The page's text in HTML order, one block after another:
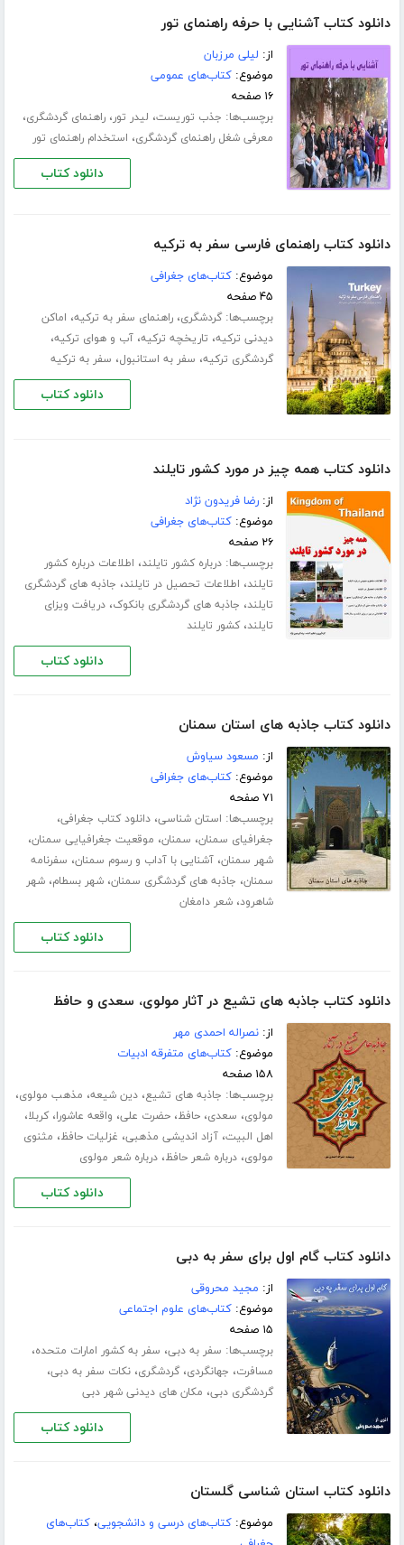
دانلود کتاب آشنایی با حرفه راهنمای تور
از: لیلی مرزبان
موضوع:کتاب‌های عمومی
۱۶ صفحه
برچسب‌ها: جذب توریست، لیدر تور،راهنمای گردشگری،
معرفی شغل راهنمای گردشگری، استخدام راهنمای تور
دانلود کتاب
دانلود کتاب راهنمای فارسی سفر به ترکیه
موضوع:کتاب‌های جغرافی
۴۵ صفحه
برچسب‌ها:گردشگری،راهنمای سفر به ترکیه، اماکن
دیدنی ترکیه، تاریخچه ترکیه،آب و هوای ترکیه،
گردشگری ترکیه، سفر به استانبول، سفر به ترکیه
دانلود کتاب
دانلود کتاب همه چیز در مورد کشور تایلند
از:رضا فریدون نژاد
موضوع:کتاب‌های جغرافی
۲۶ صفحه
برچسب‌ها:درباره کشور تایلند، اطلاعات درباره کشور
تایلند، اطلاعات تحصیل در تایلند، جاذبه های گردشگری
تایلند، جاذبه های گردشگری بانکوک،دریافت ویزای
تایلند،کشور تایلند
دانلود کتاب
دانلود کتاب جاذبه های استان سمنان
از: مسعود سیاوش
موضوع:کتاب‌های جغرافی
۷۱ صفحه
برچسب‌ها: استان شناسی،دانلود کتاب جغرافی،
جغرافیای سمنان، سمنان، موقعیت جغرافیایی سمنان،
شهر سمنان،آشنایی با آداب و رسوم سمنان، سفرنامه
سمنان، جاذبه های گردشگری سمنان،شهر بسطام،شهر
شاهرود،شعر دامغان
دانلود کتاب
دانلود کتاب جاذبه های تشیع در آثار مولوی، سعدی و حافظ
از:نصراله احمدی مهر
موضوع:کتاب‌های متفرقه ادبیات
۱۵۸ صفحه
برچسب‌ها: جاذبه های تشیع،دین شیعه، مذهب مولوی،
مولوی، سعدی،حافظ،حضرت علی، واقعه عاشورا،کربلا،
اهل البیت،آزاد اندیشی مذهبی، غزلیات حافظ، مثنوی
مولوی،درباره شعر حافظ،درباره شعر مولوی
دانلود کتاب
دانلود کتاب گام اول برای سفر به دبی
از: مجید محروقی
موضوع:کتاب‌های علوم اجتماعی
۱۵ صفحه
برچسب‌ها: سفر به دبی، سفر به کشور امارات متحده،
مسافرت، جهانگردی،گردشگری،نکات سفر به دبی،
گردشگری دبی، مکان های دیدنی شهر دبی
دانلود کتاب
دانلود کتاب استان شناسی گلستان
موضوع:کتاب‌های درسی و دانشجویی،کتاب‌های